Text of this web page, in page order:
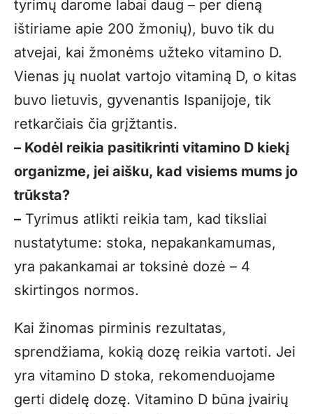
tyrimų darome labai daug – per dieną
ištiriame apie 200 žmonių), buvo tik du
atvejai, kai žmonėms užteko vitamino D.
Vienas jų nuolat vartojo vitaminą D, o kitas
buvo lietuvis, gyvenantis Ispanijoje, tik
retkarčiais čia grįžtantis.
– Kodėl reikia pasitikrinti vitamino D kiekį
organizme, jei aišku, kad visiems mums jo
trūksta?
– Tyrimus atlikti reikia tam, kad tiksliai
nustatytume: stoka, nepakankamumas,
yra pakankamai ar toksinė dozė – 4
skirtingos normos.
Kai žinomas pirminis rezultatas,
sprendžiama, kokią dozę reikia vartoti. Jei
yra vitamino D stoka, rekomenduojame
gerti didelę dozę. Vitamino D būna įvairių